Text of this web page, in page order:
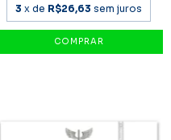
3 x de R$26,63 sem juros